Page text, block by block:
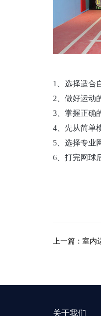
1、选择适合
2、做好运动
3、掌握正确
4、先从简单
5、选择专业
6、打完网球
上一篇： 室内
关于我们